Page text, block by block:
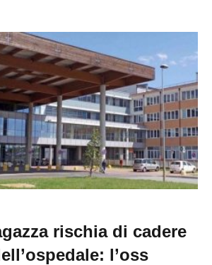
rischia di cadere
l’oss